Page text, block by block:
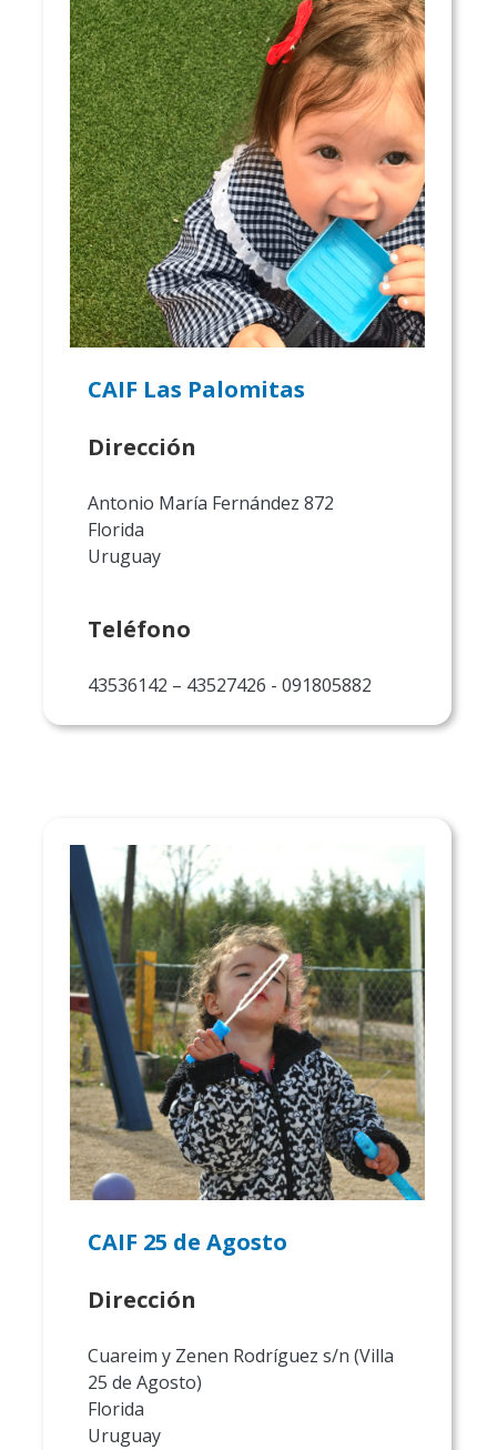
CAIF Las Palomitas
Dirección
Antonio María Fernández 872
Florida
Uruguay
Teléfono
43536142 – 43527426 - 091805882
CAIF 25 de Agosto
Dirección
Cuareim y Zenen Rodríguez s/n (Villa
25 de Agosto)
Florida
Uruguay